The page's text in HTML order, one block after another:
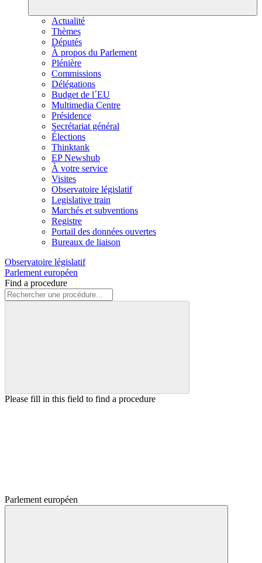
Actualité
Thèmes
Députés
À propos du Parlement
Plénière
Commissions
Délégations
Budget de l´EU
Multimedia Centre
Présidence
Secrétariat général
Élections
Thinktank
EP Newshub
À votre service
Visites
Observatoire législatif
Legislative train
Marchés et subventions
Registre
Portail des données ouvertes
Bureaux de liaison
Observatoire législatif
Parlement européen
Find a procedure
Please fill in this field to find a procedure
Parlement européen